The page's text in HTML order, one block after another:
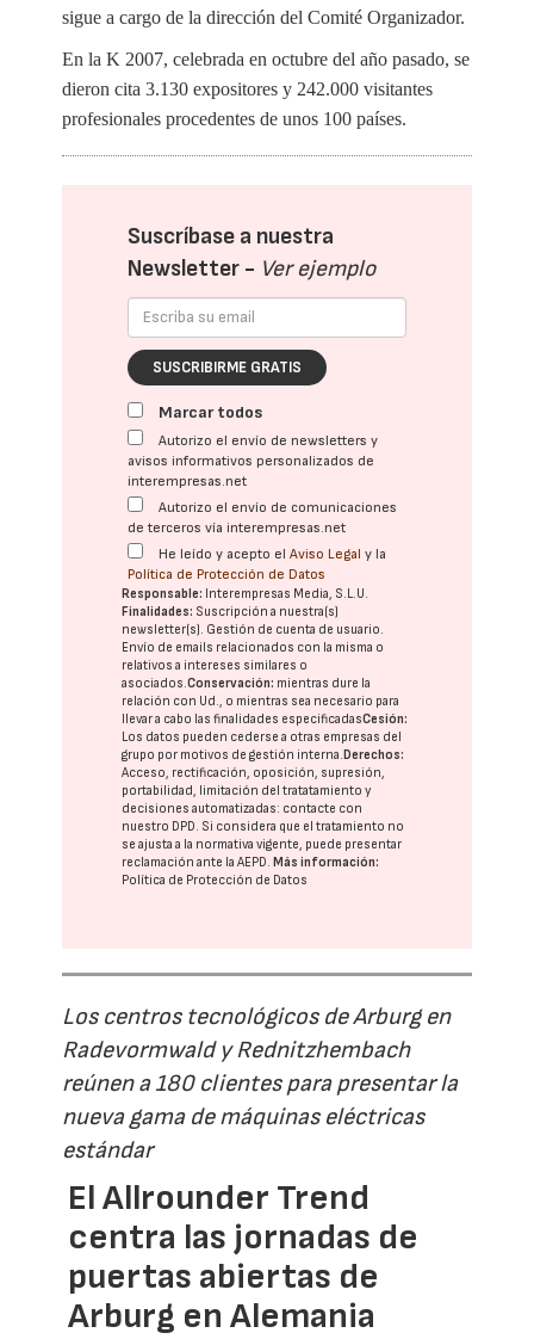
sigue a cargo de la dirección del Comité Organizador.
En la K 2007, celebrada en octubre del año pasado, se
dieron cita 3.130 expositores y 242.000 visitantes
profesionales procedentes de unos 100 países.
Suscríbase a nuestra
Newsletter - Ver ejemplo
SUSCRIBIRME GRATIS
Marcar todos
Autorizo el envío de newsletters y
avisos informativos personalizados de
interempresas.net
Autorizo el envío de comunicaciones
de terceros vía interempresas.net
He leído y acepto elAviso Legal y la
Política de Protección de Datos
Responsable: Interempresas Media, S.L.U.
Finalidades: Suscripción a nuestra(s)
newsletter(s). Gestión de cuenta de usuario.
Envío de emails relacionados con la misma o
relativos a intereses similares o
asociados.Conservación: mientras dure la
relación con Ud., o mientras sea necesario para
llevar a cabo las finalidades especificadasCesión:
Los datos pueden cederse a otras empresas del
grupo por motivos de gestión interna.Derechos:
Acceso, rectificación, oposición, supresión,
portabilidad, limitación del tratatamiento y
decisiones automatizadas: contacte con
nuestro DPD. Si considera que el tratamiento no
se ajusta a la normativa vigente, puede presentar
reclamación ante laAEPD.Más información:
Política de Protección de Datos
Los centros tecnológicos de Arburg en
Radevormwald y Rednitzhembach
reúnen a 180 clientes para presentar la
nueva gama de máquinas eléctricas
estándar
El Allrounder Trend
centra las jornadas de
puertas abiertas de
Arburg en Alemania